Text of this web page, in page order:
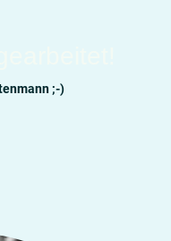
;-)